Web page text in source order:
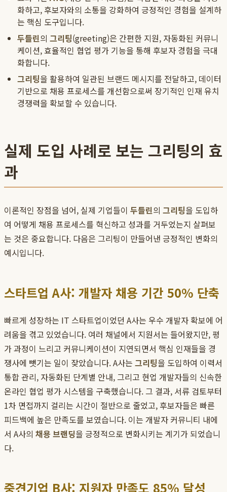
화하고, 후보자와의 소통을 강화하여 긍정적인 경험을 설계하
는 핵심 도구입니다.
두들린의 그리팅(greeting)은 간편한 지원, 자동화된 커뮤니
케이션, 효율적인 협업 평가 기능을 통해 후보자 경험을 극대
화합니다.
그리팅을 활용하여 일관된 브랜드 메시지를 전달하고, 데이터
기반으로 채용 프로세스를 개선함으로써 장기적인 인재 유치
경쟁력을 확보할 수 있습니다.
실제 도입 사례로 보는 그리팅의 효
과
이론적인 장점을 넘어, 실제 기업들이 두들린의 그리팅을 도입하
여 어떻게 채용 프로세스를 혁신하고 성과를 거두었는지 살펴보
는 것은 중요합니다. 다음은 그리팅이 만들어낸 긍정적인 변화의
예시입니다.
스타트업 A사: 개발자 채용 기간 50% 단축
빠르게 성장하는 IT 스타트업이었던 A사는 우수 개발자 확보에 어
려움을 겪고 있었습니다. 여러 채널에서 지원서는 들어왔지만, 평
가 과정이 느리고 커뮤니케이션이 지연되면서 핵심 인재들을 경
쟁사에 뺏기는 일이 잦았습니다. A사는 그리팅을 도입하여 이력서
통합 관리, 자동화된 단계별 안내, 그리고 현업 개발자들의 신속한
온라인 협업 평가 시스템을 구축했습니다. 그 결과, 서류 검토부터
1차 면접까지 걸리는 시간이 절반으로 줄었고, 후보자들은 빠른
피드백에 높은 만족도를 보였습니다. 이는 개발자 커뮤니티 내에
서 A사의 채용 브랜딩을 긍정적으로 변화시키는 계기가 되었습니
다.
중견기업 B사: 지원자 만족도 85% 달성